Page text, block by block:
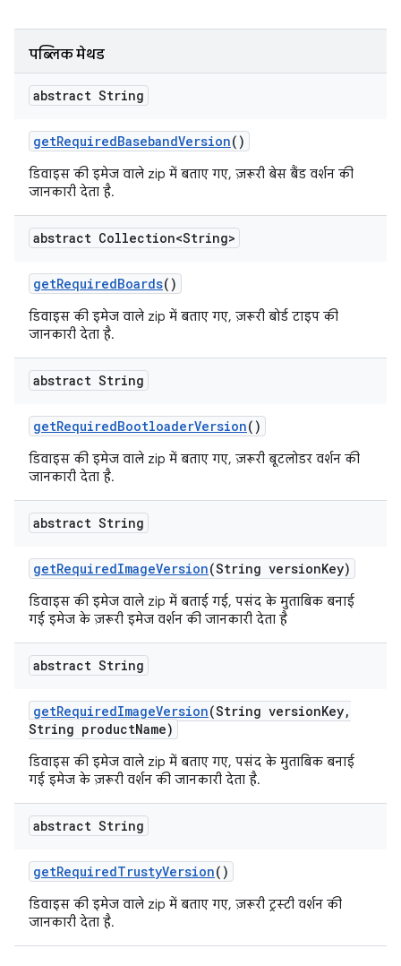
पब्लिक मेथड
abstract String
getRequiredBasebandVersion()
डिवाइस की इमेज वाले zip में बताए गए, ज़रूरी बेस बैंड वर्शन की
जानकारी देता है.
abstract Collection<String>
getRequiredBoards()
डिवाइस की इमेज वाले zip में बताए गए, ज़रूरी बोर्ड टाइप की
जानकारी देता है.
abstract String
getRequiredBootloaderVersion()
डिवाइस की इमेज वाले zip में बताए गए, ज़रूरी बूटलोडर वर्शन की
जानकारी देता है.
abstract String
getRequiredImageVersion(String versionKey)
डिवाइस की इमेज वाले zip में बताई गई, पसंद के मुताबिक बनाई
गई इमेज के ज़रूरी इमेज वर्शन की जानकारी देता है
abstract String
getRequiredImageVersion(String versionKey,
String productName)
डिवाइस की इमेज वाले zip में बताए गए, पसंद के मुताबिक बनाई
गई इमेज के ज़रूरी वर्शन की जानकारी देता है.
abstract String
getRequiredTrustyVersion()
डिवाइस की इमेज वाले zip में बताए गए, ज़रूरी ट्रस्टी वर्शन की
जानकारी देता है.